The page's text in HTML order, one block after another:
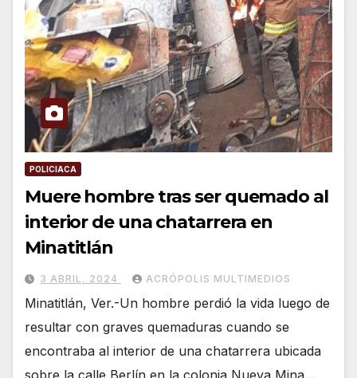
POLICIACA
Muere hombre tras ser quemado al
interior de una chatarrera en
Minatitlán
3 ABRIL, 2024 ACRÓPOLIS MULTIMEDIOS
Minatitlán, Ver.-Un hombre perdió la vida luego de
resultar con graves quemaduras cuando se
encontraba al interior de una chatarrera ubicada